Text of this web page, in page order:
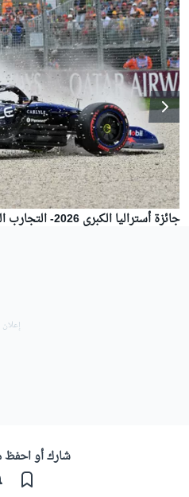
جائزة أستراليا الكبرى 2026- التجارب التأهيلية
شارك أو احفظ